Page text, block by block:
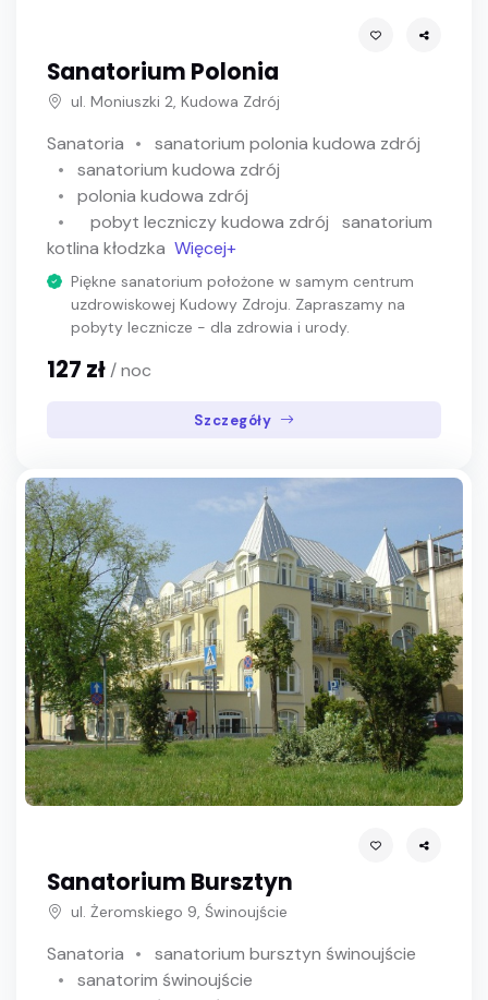
Sanatorium Polonia
ul. Moniuszki 2, Kudowa Zdrój
Sanatoria
sanatorium polonia kudowa zdrój
sanatorium kudowa zdrój
polonia kudowa zdrój
pobyt leczniczy kudowa zdrój
sanatorium
kotlina kłodzka Więcej+
Piękne sanatorium położone w samym centrum
uzdrowiskowej Kudowy Zdroju. Zapraszamy na
pobyty lecznicze - dla zdrowia i urody.
127 zł / noc
Szczegóły
Sanatorium Bursztyn
ul. Żeromskiego 9, Świnoujście
Sanatoria
sanatorium bursztyn świnoujście
sanatorim świnoujście